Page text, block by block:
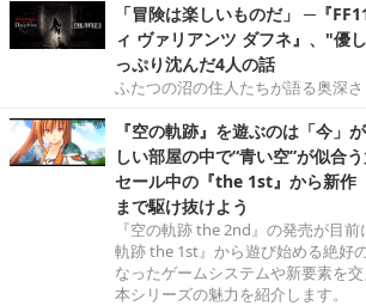
「冒険は楽しいものだ」 ─『
ィ ヴァリアンツ ダフネ』、"優
っぷり沈んだ4人の話
ふたつの沼の住人たちが語る奥深さ
『空の軌跡』を遊ぶのは「今」
しい部屋の中で“青い空”が似合
セール中の『the 1st』から新作
まで駆け抜けよう
『空の軌跡 the 2nd』の発売が目
軌跡 the 1st』から遊び始める絶好
なったゲームシステムや新要素を
本シリーズの魅力を紹介します。